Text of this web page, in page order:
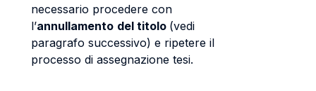
necessario procedere con
l’annullamento del titolo (vedi
paragrafo successivo) e ripetere il
processo di assegnazione tesi.